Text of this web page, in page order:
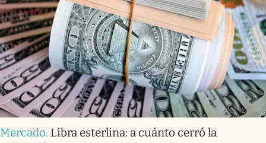
Mercado. Libra esterlina: a cuánto cerró la